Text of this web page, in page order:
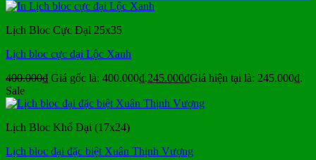
Lịch Bloc Cực Đại 25x35
Lịch bloc cực đại Lộc Xanh
400.000₫ Giá gốc là: 400.000₫.245.000₫Giá hiện tại là: 245.000₫.
Sale
Lịch Bloc Khổ Đại (17x24)
Lịch bloc đại đặc biệt Xuân Thịnh Vượng